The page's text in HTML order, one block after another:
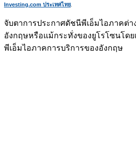
Investing.com ประเทศไทย
จับตาการประกาศดัชนีพีเอ็มไอภาคต่า
อังกฤษหรือแม้กระทั่งของยูโรโซนโด
พีเอ็มไอภาคการบริการของอังกฤษ